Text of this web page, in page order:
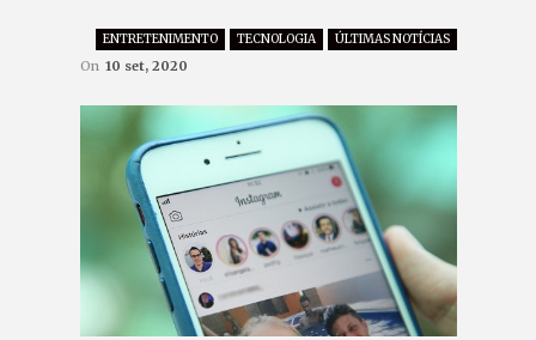
ENTRETENIMENTO TECNOLOGIA ÚLTIMAS NOTÍCIAS
On 10 set, 2020